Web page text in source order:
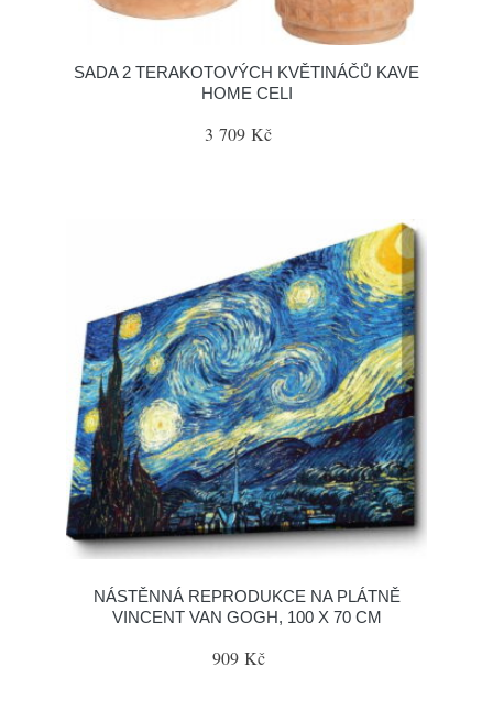
SADA 2 TERAKOTOVÝCH KVĚTINÁČŮ KAVE
HOME CELI
3 709 Kč
NÁSTĚNNÁ REPRODUKCE NA PLÁTNĚ
VINCENT VAN GOGH, 100 X 70 CM
909 Kč